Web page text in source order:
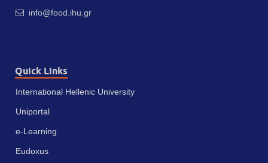
info@food.ihu.gr
Quick Links
International Hellenic University
Uniportal
e-Learning
Eudoxus